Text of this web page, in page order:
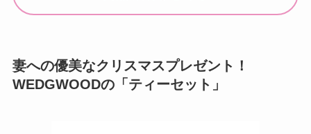
妻への優美なクリスマスプレゼント！
WEDGWOODの「ティーセット」